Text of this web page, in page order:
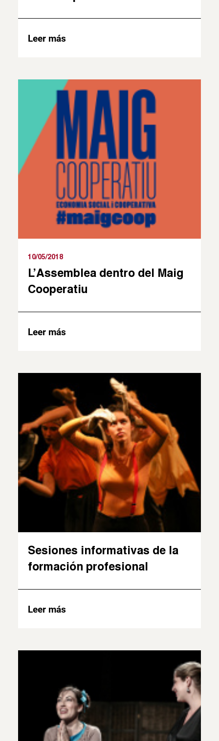
Leer más
10/05/2018
L’Assemblea dentro del Maig
Cooperatiu
Leer más
Sesiones informativas de la
formación profesional
Leer más